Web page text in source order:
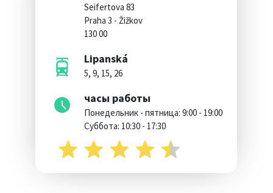
Seifertova 83
Praha 3 - Žižkov
130 00
Lipanská
5, 9, 15, 26
часы работы
Понедельник - пятница: 9:00 - 19:00
Суббота: 10:30 - 17:30